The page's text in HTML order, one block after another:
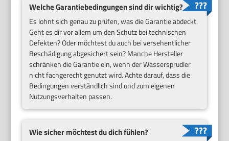
Welche Garantiebedingungen sind dir wichtig?
Es lohnt sich genau zu prüfen, was die Garantie abdeckt.
Geht es dir vor allem um den Schutz bei technischen
Defekten? Oder möchtest du auch bei versehentlicher
Beschädigung abgesichert sein? Manche Hersteller
schränken die Garantie ein, wenn der Wassersprudler
nicht fachgerecht genutzt wird. Achte darauf, dass die
Bedingungen verständlich sind und zum eigenen
Nutzungsverhalten passen.
Wie sicher möchtest du dich fühlen?